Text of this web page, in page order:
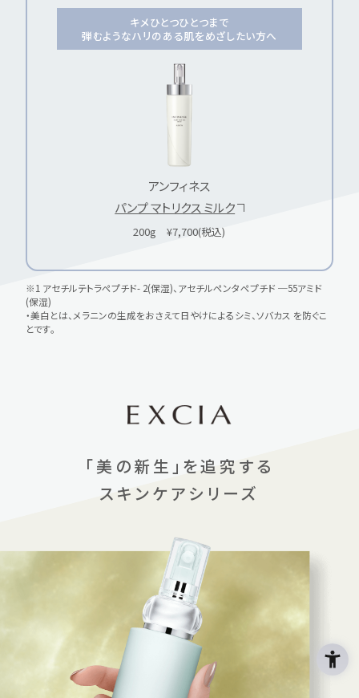
キメひとつひとつまで
弾むようなハリのある肌をめざしたい方へ
アンフィネス
パンプ マトリクス ミルク
200g ¥7,700(税込)
※1 アセチルテトラペプチド- 2(保湿)、アセチルペンタペプチド ─55アミド
(保湿)
・美白とは、メラニンの生成をおさえて日やけによるシミ、ソバカス を防ぐこ
とです。
「美の新生」を追究する
スキンケアシリーズ